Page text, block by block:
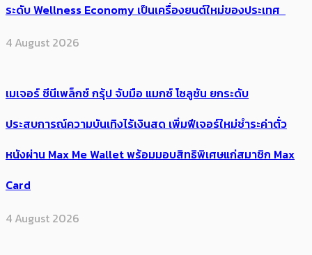
ระดับ Wellness Economy เป็นเครื่องยนต์ใหม่ของประเทศ
4 August 2026
เมเจอร์ ซีนีเพล็กซ์ กรุ้ป จับมือ แมกซ์ โซลูชัน ยกระดับ
ประสบการณ์ความบันเทิงไร้เงินสด เพิ่มฟีเจอร์ใหม่ชำระค่าตั๋ว
หนังผ่าน Max Me Wallet พร้อมมอบสิทธิพิเศษแก่สมาชิก Max
Card
4 August 2026